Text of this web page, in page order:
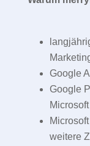
Google
Google
Microsoft
weitere